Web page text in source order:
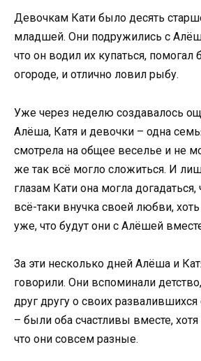
Девочкам Кати было десять
младшей. Они подружились с
что он водил их купаться, помогал
огороде, и отлично ловил рыбу.
Уже через неделю создавалось
Алёша, Катя и девочки – одна
смотрела на общее веселье и не
же так всё могло сложиться. И
глазам Кати она могла
всё-таки внучка своей любви,
уже, что будут они с Алёшей
За эти несколько дней Алёша и
говорили. Они вспоминали
друг другу о своих
– были оба счастливы вместе,
что они совсем разные.